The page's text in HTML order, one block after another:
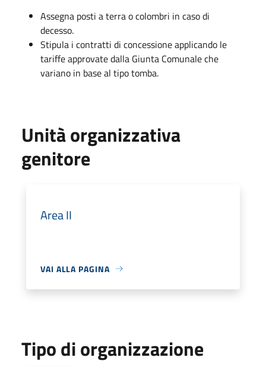
Assegna posti a terra o colombri in caso di
decesso.
Stipula i contratti di concessione applicando le
tariffe approvate dalla Giunta Comunale che
variano in base al tipo tomba.
Unità organizzativa
genitore
Area II
VAI ALLA PAGINA
Tipo di organizzazione